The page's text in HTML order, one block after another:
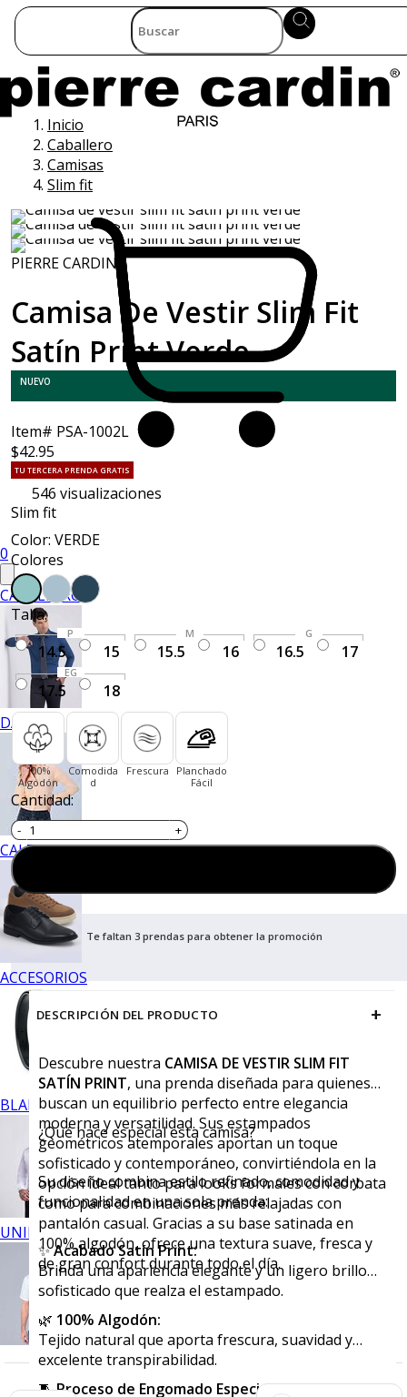
0
CABALLERO
DAMA
CALZADO
ACCESORIOS
BLANCOS
UNIFORMES
Inicio
Caballero
Camisas
Slim fit
PIERRE CARDIN
Camisa De Vestir Slim Fit
Satín Print Verde
NUEVO
Item# PSA-1002L
$42.95
TU TERCERA PRENDA GRATIS
546 visualizaciones
Slim fit
Color: VERDE
Colores
Talla:
P
14.5 15
M
15.5 16
G
16.5 17
EG
17.5 18
100%
Algodón
Comodida
d
Frescura
Planchado
Fácil
Cantidad:
Te faltan 3 prendas para obtener la promoción
DESCRIPCIÓN DEL PRODUCTO +
Descubre nuestra CAMISA DE VESTIR SLIM FIT
SATÍN PRINT, una prenda diseñada para quienes
buscan un equilibrio perfecto entre elegancia
moderna y versatilidad. Sus estampados
geométricos atemporales aportan un toque
sofisticado y contemporáneo, convirtiéndola en la
opción ideal tanto para looks formales con corbata
como para combinaciones más relajadas con
pantalón casual. Gracias a su base satinada en
100% algodón, ofrece una textura suave, fresca y
de gran confort durante todo el día.
¿Qué hace especial esta camisa?
Su diseño combina estilo refinado, comodidad y
funcionalidad en una sola prenda:
✨Acabado Satín Print:
Brinda una apariencia elegante y un ligero brillo
sofisticado que realza el estampado.
🌿 100% Algodón:
Tejido natural que aporta frescura, suavidad y
excelente transpirabilidad.
🧵Proceso de Engomado Especial: